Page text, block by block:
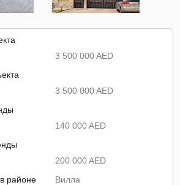
3 500 000 AED
3 500 000 AED
140 000 AED
200 000 AED
районе
Вилла